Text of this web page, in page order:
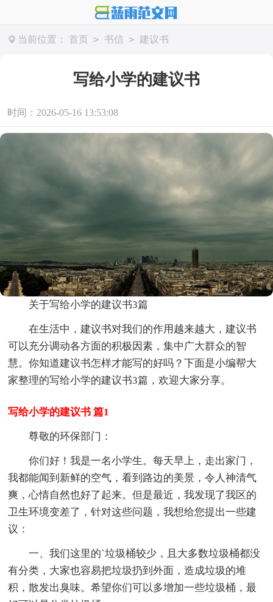
当前位置： 首页 > 书信 > 建议书
写给小学的建议书
时间：2026-05-16 13:53:08
关于写给小学的建议书3篇
在生活中，建议书对我们的作用越来越大，建议书
可以充分调动各方面的积极因素，集中广大群众的智
慧。你知道建议书怎样才能写的好吗？下面是小编帮大
家整理的写给小学的建议书3篇，欢迎大家分享。
写给小学的建议书 篇1
尊敬的环保部门：
你们好！我是一名小学生。每天早上，走出家门，
我都能闻到新鲜的空气，看到路边的美景，令人神清气
爽，心情自然也好了起来。但是最近，我发现了我区的
卫生环境变差了，针对这些问题，我想给您提出一些建
议：
一、我们这里的`垃圾桶较少，且大多数垃圾桶都没
有分类，大家也容易把垃圾扔到外面，造成垃圾的堆
积，散发出臭味。希望你们可以多增加一些垃圾桶，最